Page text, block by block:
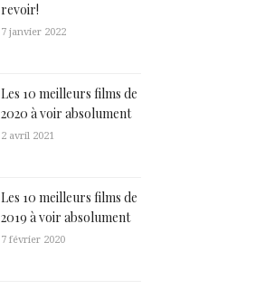
revoir!
7 janvier 2022
Les 10 meilleurs films de
2020 à voir absolument
2 avril 2021
Les 10 meilleurs films de
2019 à voir absolument
7 février 2020